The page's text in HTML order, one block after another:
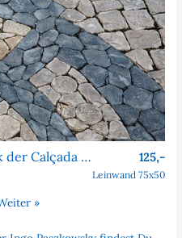
Signatur aus Stein – Mosaik der Calçada Portuguesa 125,-
Leinwand 75x50
»